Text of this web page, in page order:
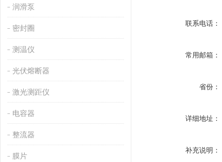
润滑泵
密封圈
测温仪
光伏熔断器
激光测距仪
电容器
整流器
膜片
联系电话：
常用邮箱：
省份：
详细地址：
补充说明：